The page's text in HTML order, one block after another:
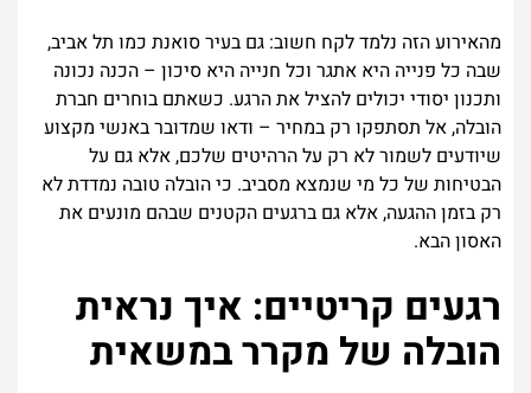
מהאירוע הזה נלמד לקח חשוב: גם בעיר סואנת כמו תל אביב,
שבה כל פנייה היא אתגר וכל חנייה היא סיכון – הכנה נכונה
ותכנון יסודי יכולים להציל את הרגע. כשאתם בוחרים חברת
הובלה, אל תסתפקו רק במחיר – ודאו שמדובר באנשי מקצוע
שיודעים לשמור לא רק על הרהיטים שלכם, אלא גם על
הבטיחות של כל מי שנמצא מסביב. כי הובלה טובה נמדדת לא
רק בזמן ההגעה, אלא גם ברגעים הקטנים שבהם מונעים את
האסון הבא.
רגעים קריטיים: איך נראית
הובלה של מקרר במשאית